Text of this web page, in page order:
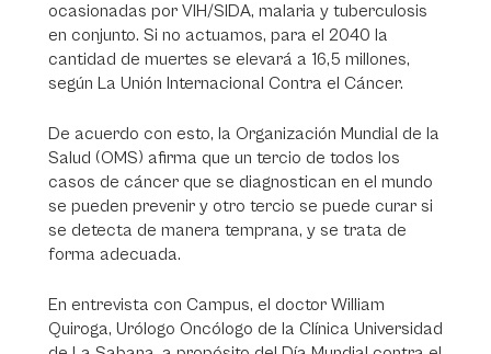
ocasionadas por VIH/SIDA, malaria y tuberculosis
en conjunto. Si no actuamos, para el 2040 la
cantidad de muertes se elevará a 16,5 millones,
según La Unión Internacional Contra el Cáncer.
De acuerdo con esto, la Organización Mundial de la
Salud (OMS) afirma que un tercio de todos los
casos de cáncer que se diagnostican en el mundo
se pueden prevenir y otro tercio se puede curar si
se detecta de manera temprana, y se trata de
forma adecuada.
En entrevista con Campus, el doctor William
Quiroga, Urólogo Oncólogo de la Clínica Universidad